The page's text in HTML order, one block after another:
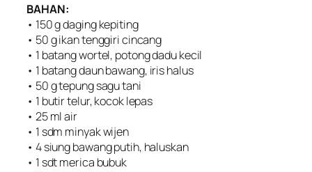
BAHAN:
• 150 g daging kepiting
• 50 g ikan tenggiri cincang
• 1 batang wortel, potong dadu kecil
• 1 batang daun bawang, iris halus
• 50 g tepung sagu tani
• 1 butir telur, kocok lepas
• 25 ml air
• 1 sdm minyak wijen
• 4 siung bawang putih, haluskan
• 1 sdt merica bubuk